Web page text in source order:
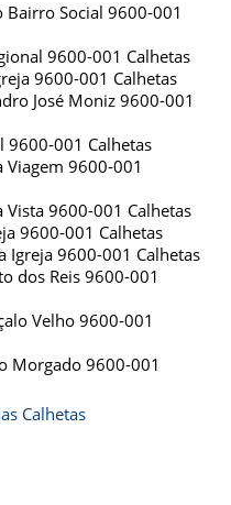
Bairro Social 9600-001
9600-001 Calhetas
9600-001 Calhetas
José Moniz 9600-001
9600-001 Calhetas
Viagem 9600-001
Vista 9600-001 Calhetas
9600-001 Calhetas
Igreja 9600-001 Calhetas
dos Reis 9600-001
Velho 9600-001
Morgado 9600-001
Calhetas